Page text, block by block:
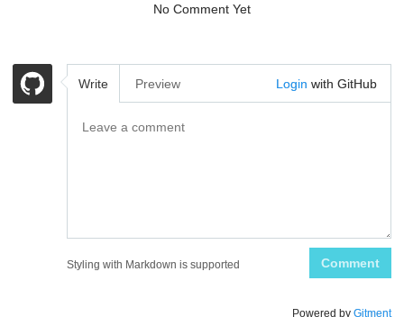
No Comment Yet
Write Preview Login with GitHub
Styling with Markdown is supported Comment
Powered by Gitment